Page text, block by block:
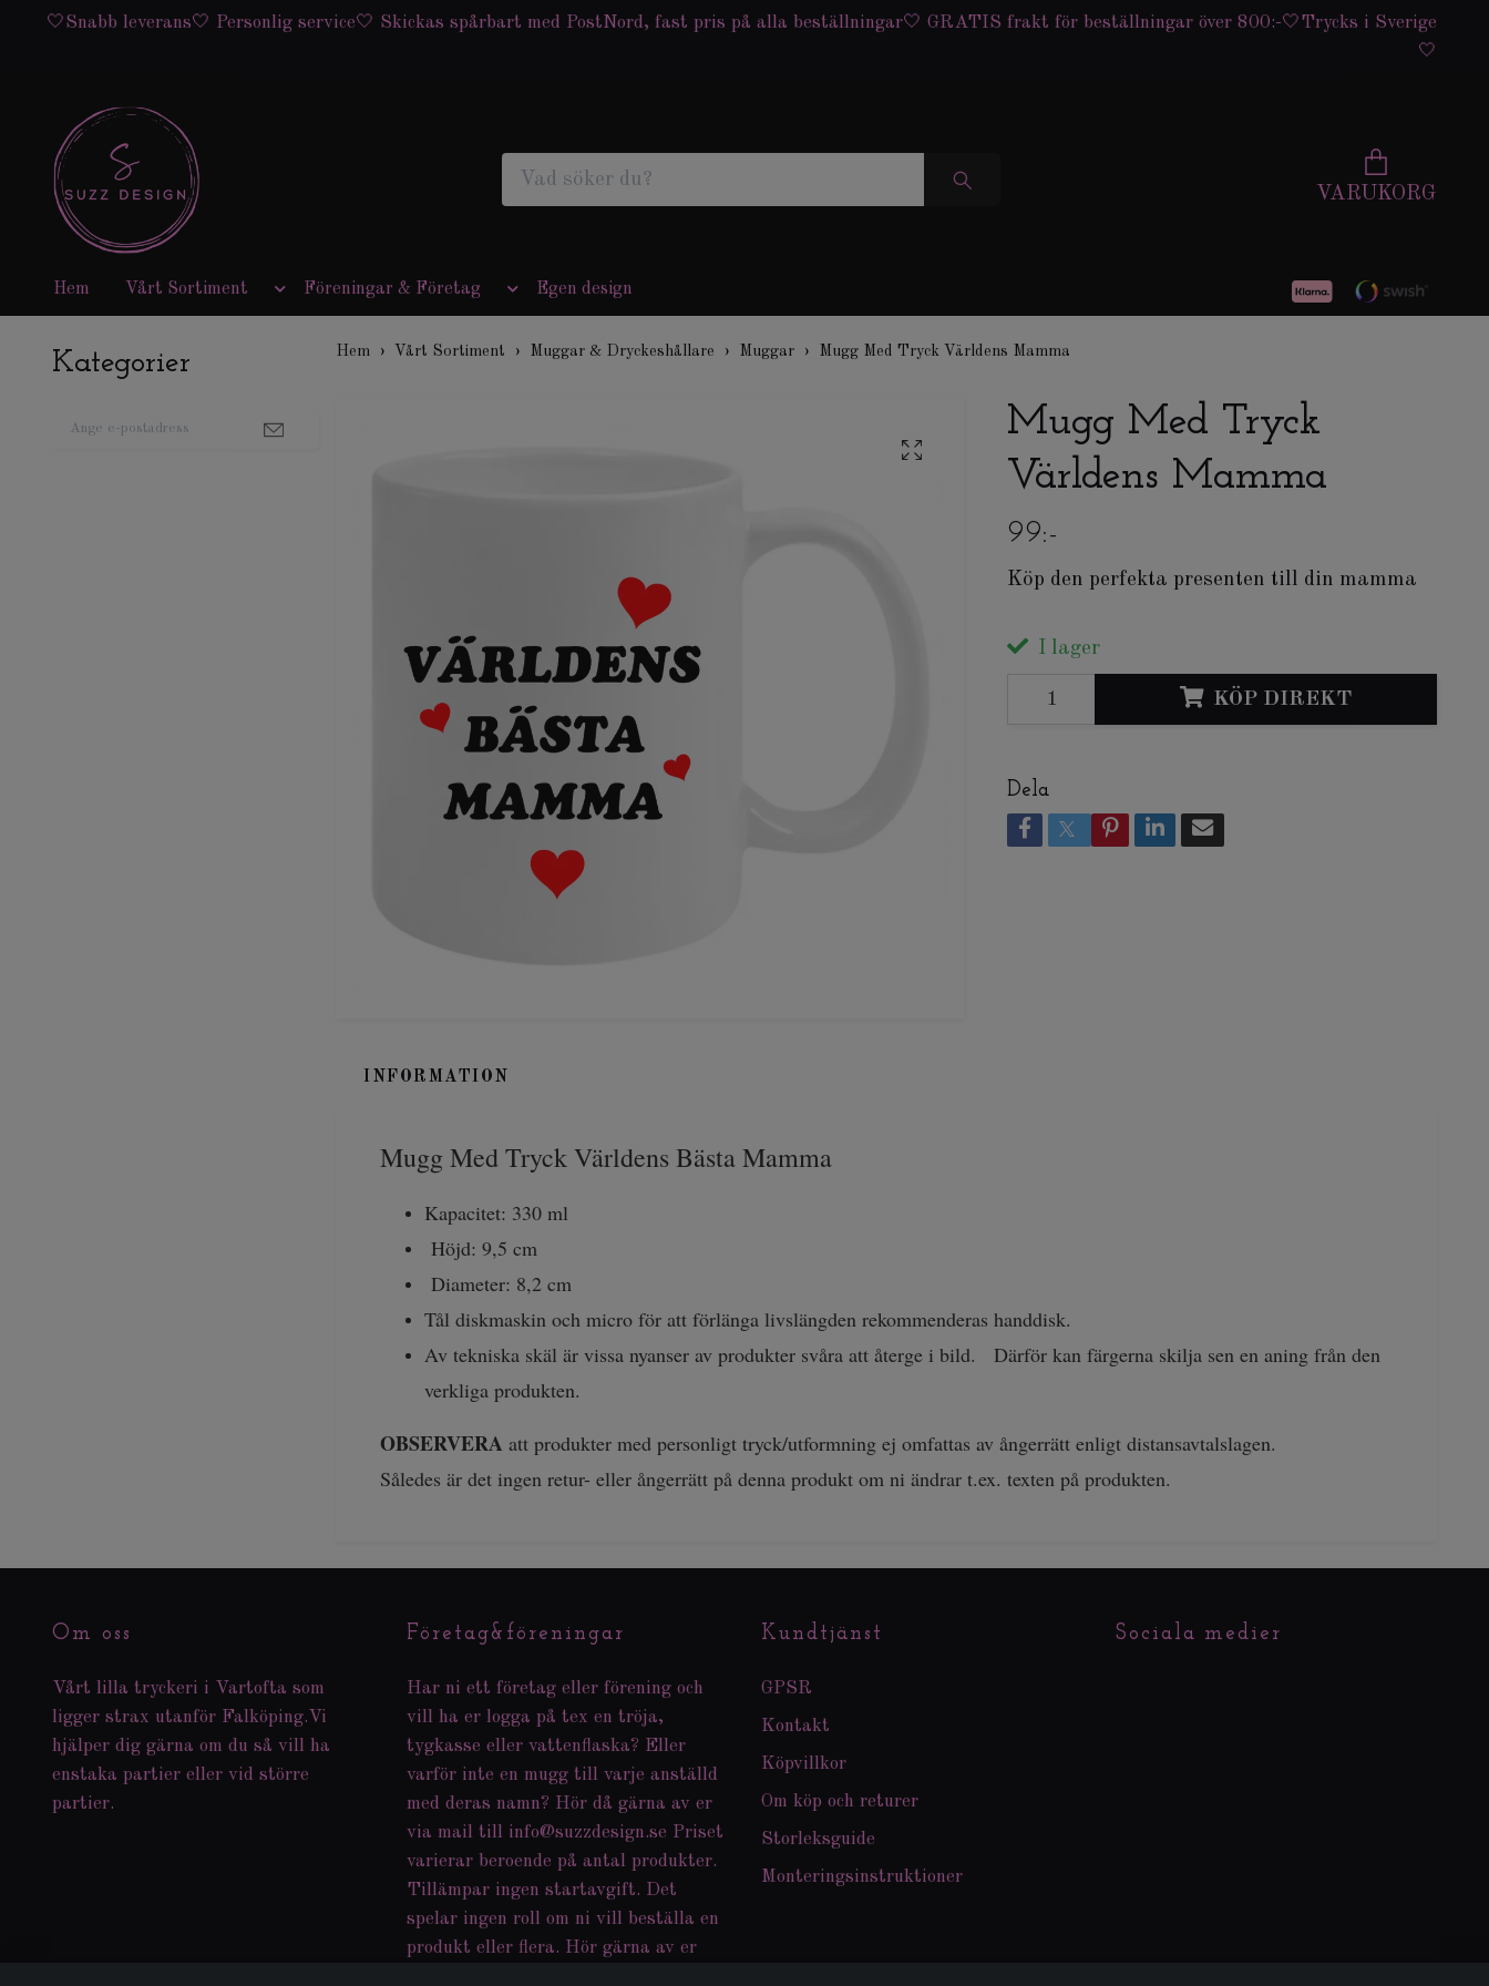
🤍Snabb leverans🤍 Personlig service🤍 Skickas spårbart med PostNord, fast pris på alla beställningar🤍 GRATIS frakt för beställningar över 800:-🤍Trycks i Sverige
🤍
VARUKORG
Hem Vårt Sortiment Föreningar & Företag Egen design
Kategorier Hem Vårt Sortiment Muggar & Dryckeshållare Muggar Mugg Med Tryck Världens Mamma
Mugg Med Tryck
Världens Mamma
99:-
Köp den perfekta presenten till din mamma
I lager
KÖP DIREKT
Dela
INFORMATION
Mugg Med Tryck Världens Bästa Mamma
Kapacitet: 330 ml
Höjd: 9,5 cm
Diameter: 8,2 cm
Tål diskmaskin och micro för att förlänga livslängden rekommenderas handdisk.
Av tekniska skäl är vissa nyanser av produkter svåra att återge i bild. Därför kan färgerna skilja sen en aning från den
verkliga produkten.
OBSERVERA att produkter med personligt tryck/utformning ej omfattas av ångerrätt enligt distansavtalslagen.
Således är det ingen retur- eller ångerrätt på denna produkt om ni ändrar t.ex. texten på produkten.
Om oss
Vårt lilla tryckeri i Vartofta som
ligger strax utanför Falköping.Vi
hjälper dig gärna om du så vill ha
enstaka partier eller vid större
partier.
Företag&föreningar
Har ni ett företag eller förening och
vill ha er logga på tex en tröja,
tygkasse eller vattenflaska? Eller
varför inte en mugg till varje anställd
med deras namn? Hör då gärna av er
via mail till info@suzzdesign.se Priset
varierar beroende på antal produkter.
Tillämpar ingen startavgift. Det
spelar ingen roll om ni vill beställa en
produkt eller flera. Hör gärna av er
Kundtjänst
GPSR
Kontakt
Köpvillkor
Om köp och returer
Storleksguide
Monteringsinstruktioner
Sociala medier